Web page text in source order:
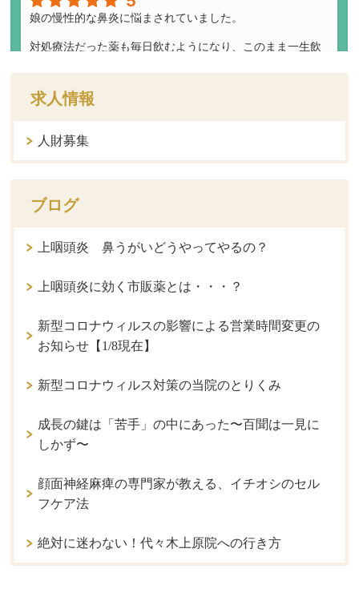
求人情報
人財募集
ブログ
上咽頭炎 鼻うがいどうやってやるの？
上咽頭炎に効く市販薬とは・・・？
新型コロナウィルスの影響による営業時間変更の
お知らせ【1/8現在】
新型コロナウィルス対策の当院のとりくみ
成長の鍵は「苦手」の中にあった〜百聞は一見に
しかず〜
顔面神経麻痺の専門家が教える、イチオシのセル
フケア法
絶対に迷わない！代々木上原院への行き方